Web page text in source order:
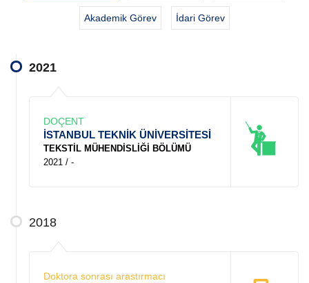
Akademik Görev İdari Görev
2021
DOÇENT
İSTANBUL TEKNİK ÜNİVERSİTESİ
TEKSTİL MÜHENDİSLİĞİ BÖLÜMÜ
2021 / -
2018
Doktora sonrası arastırmacı